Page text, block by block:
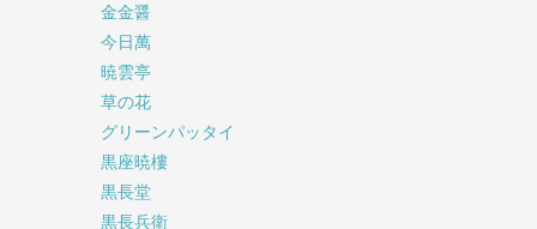
金金醤
今日萬
暁雲亭
草の花
グリーンパッタイ
黒座暁樓
黒長堂
黒長兵衛